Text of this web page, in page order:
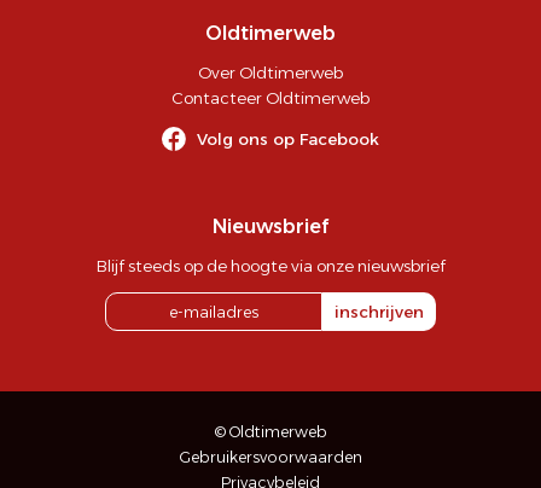
Oldtimerweb
Over Oldtimerweb
Contacteer Oldtimerweb
Volg ons op Facebook
Nieuwsbrief
Blijf steeds op de hoogte via onze nieuwsbrief
inschrijven
© Oldtimerweb
Gebruikersvoorwaarden
Privacybeleid